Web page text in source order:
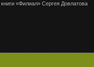
книги «Филиал» Сергея Довлатова